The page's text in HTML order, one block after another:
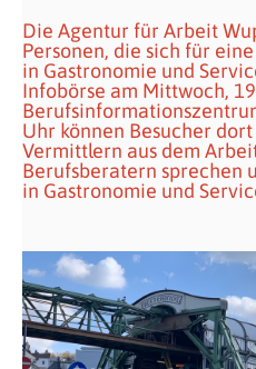
Die Agentur für Arbeit
Personen, die sich für
in Gastronomie und
Infobörse am Mittwoch,
Uhr können Besucher
Vermittlern aus dem
Berufsberatern sprechen
in Gastronomie und